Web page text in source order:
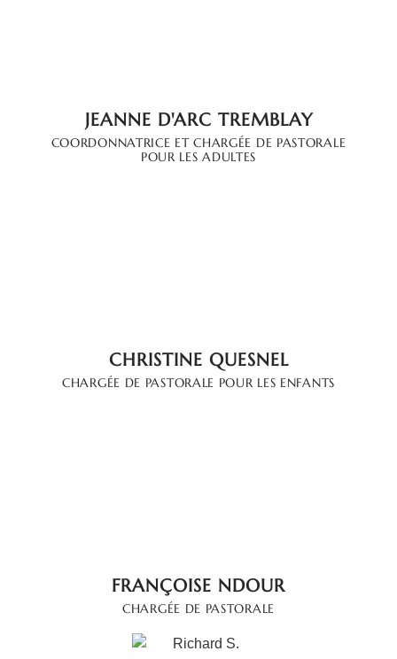
JEANNE D'ARC TREMBLAY
COORDONNATRICE ET CHARGÉE DE PASTORALE
POUR LES ADULTES
CHRISTINE QUESNEL
CHARGÉE DE PASTORALE POUR LES ENFANTS
FRANÇOISE NDOUR
CHARGÉE DE PASTORALE